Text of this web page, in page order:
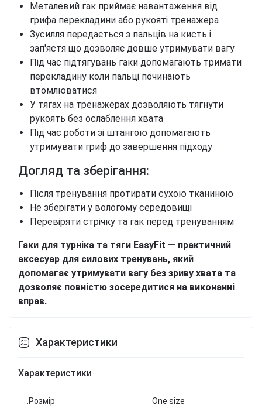
Металевий гак приймає навантаження від
грифа перекладини або рукояті тренажера
Зусилля передається з пальців на кисть і
зап'ястя що дозволяє довше утримувати вагу
Під час підтягувань гаки допомагають тримати
перекладину коли пальці починають
втомлюватися
У тягах на тренажерах дозволяють тягнути
рукоять без ослаблення хвата
Під час роботи зі штангою допомагають
утримувати гриф до завершення підходу
Догляд та зберігання:
Після тренування протирати сухою тканиною
Не зберігати у вологому середовищі
Перевіряти стрічку та гак перед тренуванням
Гаки для турніка та тяги EasyFit — практичний
аксесуар для силових тренувань, який
допомагає утримувати вагу без зриву хвата та
дозволяє повністю зосередитися на виконанні
вправ.
Характеристики
Характеристики
.Розмір One size